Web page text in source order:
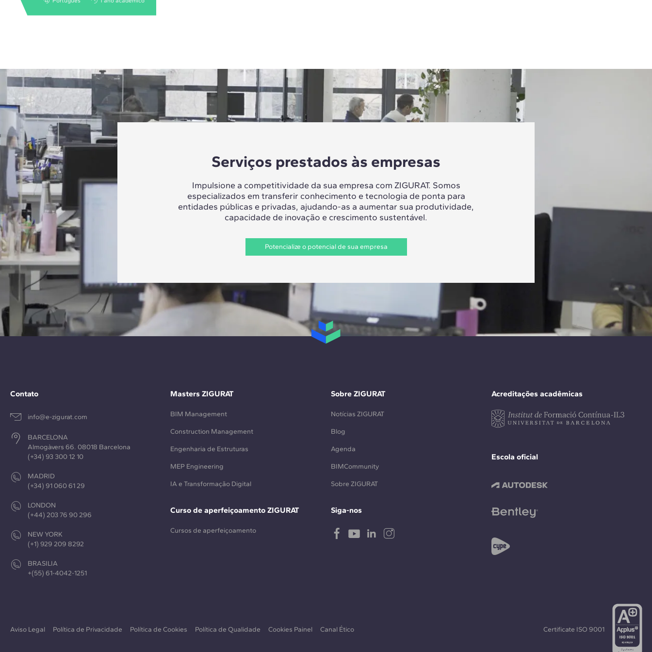
Serviços prestados às empresas
Impulsione a competitividade da sua empresa com ZIGURAT. Somos
especializados em transferir conhecimento e tecnologia de ponta para
entidades públicas e privadas, ajudando-as a aumentar sua produtividade,
capacidade de inovação e crescimento sustentável.
Potencialize o potencial de sua empresa
Contato
info@e-zigurat.com
BARCELONA
Almogàvers 66. 08018 Barcelona
(+34) 93 300 12 10
MADRID
(+34) 91 060 61 29
LONDON
(+44) 203 76 90 296
NEW YORK
(+1) 929 209 8292
BRASILIA
+(55) 61-4042-1251
Acreditações acadêmicas
Escola oficial
Masters ZIGURAT
BIM Management
Construction Management
Engenharia de Estruturas
MEP Engineering
IA e Transformação Digital
Curso de aperfeiçoamento ZIGURAT
Cursos de aperfeiçoamento
Sobre ZIGURAT
Notícias ZIGURAT
Blog
Agenda
BIMCommunity
Sobre ZIGURAT
Siga-nos
Aviso Legal Política de Privacidade Política de Cookies Política de Qualidade Cookies Painel Canal Ético Certificate ISO 9001